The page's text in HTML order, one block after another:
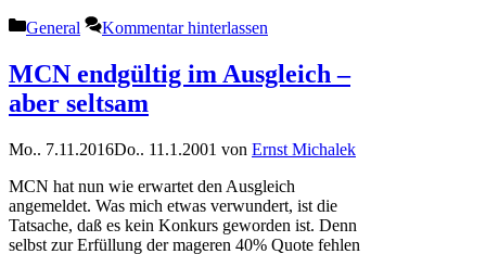
Kategorien
General Kommentar hinterlassen
MCN endgültig im Ausgleich –
aber seltsam
Mo.. 7.11.2016Do.. 11.1.2001 von Ernst Michalek
MCN hat nun wie erwartet den Ausgleich
angemeldet. Was mich etwas verwundert, ist die
Tatsache, daß es kein Konkurs geworden ist. Denn
selbst zur Erfüllung der mageren 40% Quote fehlen